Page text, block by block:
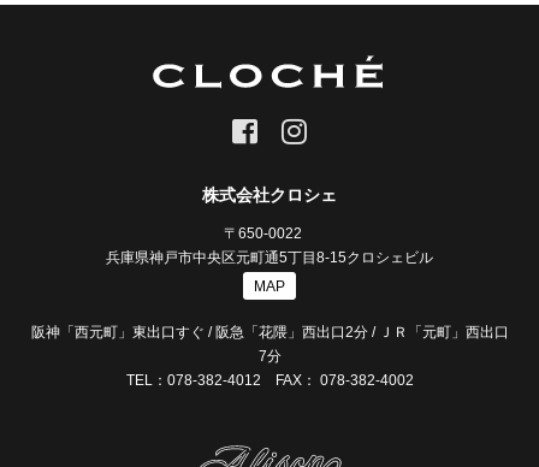
株式会社クロシェ
〒650-0022
兵庫県神戸市中央区元町通5丁目8-15クロシェビル
MAP
阪神「西元町」東出口すぐ / 阪急「花隈」西出口2分 / ＪＲ「元町」西出口
7分
TEL：078-382-4012 FAX： 078-382-4002